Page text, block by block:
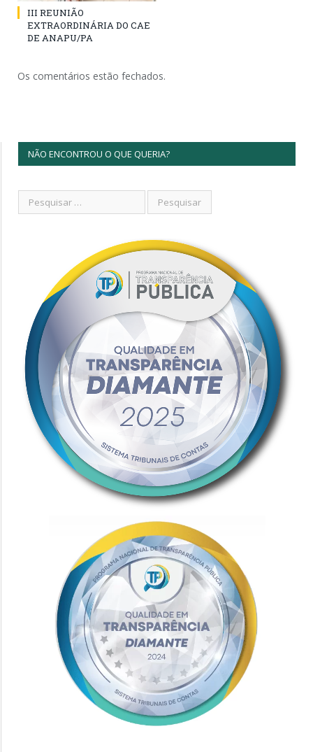
III REUNIÃO
EXTRAORDINÁRIA DO CAE
DE ANAPU/PA
Os comentários estão fechados.
NÃO ENCONTROU O QUE QUERIA?